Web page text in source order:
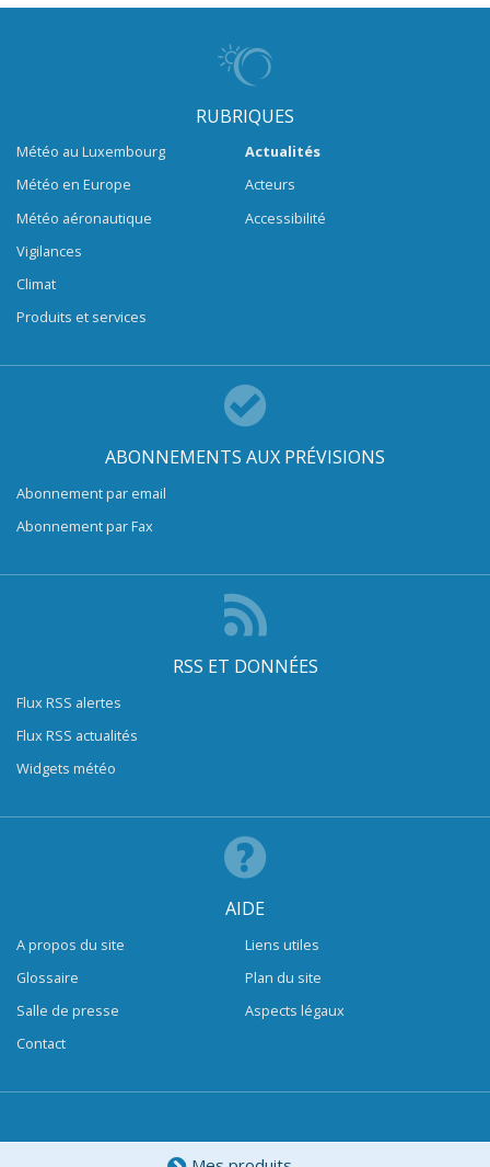
RUBRIQUES
Météo au Luxembourg
Météo en Europe
Météo aéronautique
Vigilances
Climat
Produits et services
Actualités
Acteurs
Accessibilité
ABONNEMENTS AUX PRÉVISIONS
Abonnement par email
Abonnement par Fax
RSS ET DONNÉES
Flux RSS alertes
Flux RSS actualités
Widgets météo
AIDE
A propos du site
Glossaire
Salle de presse
Contact
Liens utiles
Plan du site
Aspects légaux